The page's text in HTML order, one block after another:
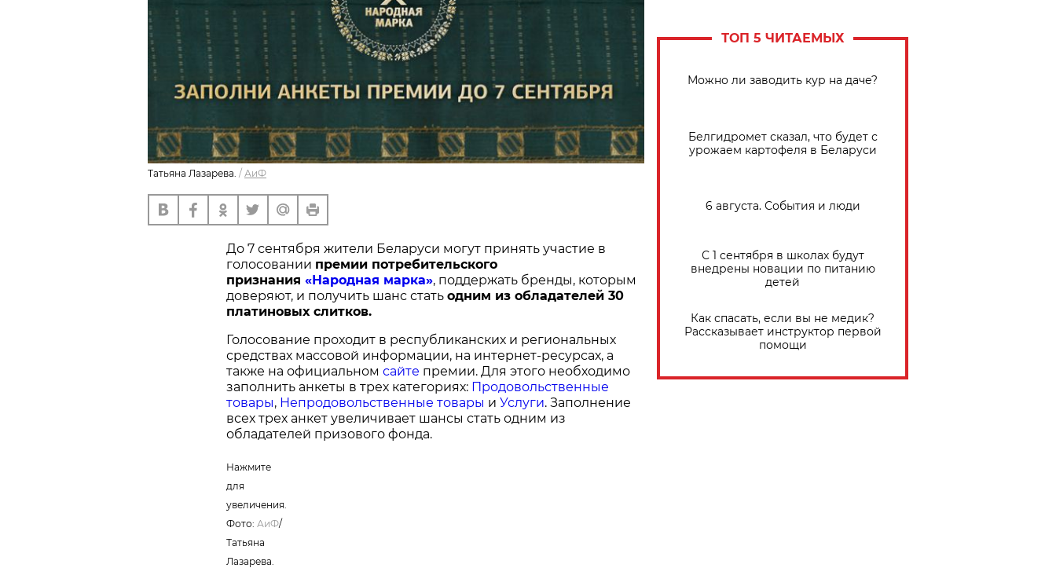
Татьяна Лазарева. / АиФ
До 7 сентября жители Беларуси могут принять участие в
голосовании премии потребительского
признания «Народная марка», поддержать бренды, которым
доверяют, и получить шанс стать одним из обладателей 30
платиновых слитков.
Голосование проходит в республиканских и региональных
средствах массовой информации, на интернет-ресурсах, а
также на официальном сайте премии. Для этого необходимо
заполнить анкеты в трех категориях: Продовольственные
товары, Непродовольственные товары и Услуги. Заполнение
всех трех анкет увеличивает шансы стать одним из
обладателей призового фонда.
Нажмите
для
увеличения.
Фото: АиФ/
Татьяна
Лазарева.
ТОП 5 ЧИТАЕМЫХ
Можно ли заводить кур на даче?
Белгидромет сказал, что будет с
урожаем картофеля в Беларуси
6 августа. События и люди
С 1 сентября в школах будут
внедрены новации по питанию
детей
Как спасать, если вы не медик?
Рассказывает инструктор первой
помощи